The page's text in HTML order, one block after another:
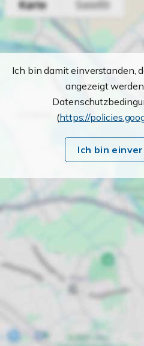
Ich bin damit einverstanden,
angezeigt
(https://
Ich bin